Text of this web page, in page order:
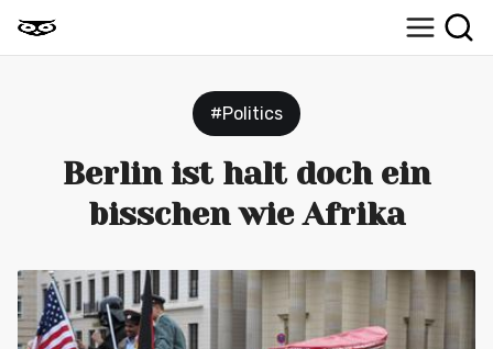
#Politics
Berlin ist halt doch ein
bisschen wie Afrika